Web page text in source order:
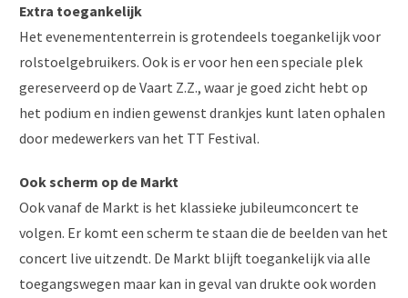
Extra toegankelijk
Het evenemententerrein is grotendeels toegankelijk voor
rolstoelgebruikers. Ook is er voor hen een speciale plek
gereserveerd op de Vaart Z.Z., waar je goed zicht hebt op
het podium en indien gewenst drankjes kunt laten ophalen
door medewerkers van het TT Festival.
Ook scherm op de Markt
Ook vanaf de Markt is het klassieke jubileumconcert te
volgen. Er komt een scherm te staan die de beelden van het
concert live uitzendt. De Markt blijft toegankelijk via alle
toegangswegen maar kan in geval van drukte ook worden